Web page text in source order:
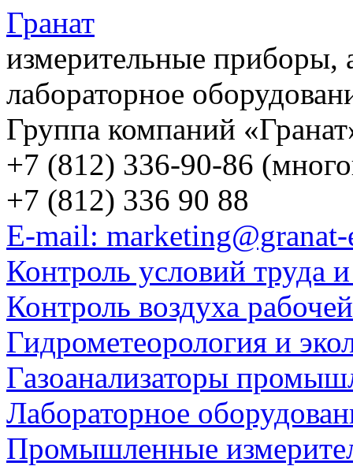
Гранат
измерительные приборы,
лабораторное
Группа компаний
+7 (812) 336-90-86
+7 (812) 336 90 88
E-mail:
Контроль условий труда
Контроль воздуха
Гидрометеорология и
Газоанализаторы
Лабораторное
Промышленные